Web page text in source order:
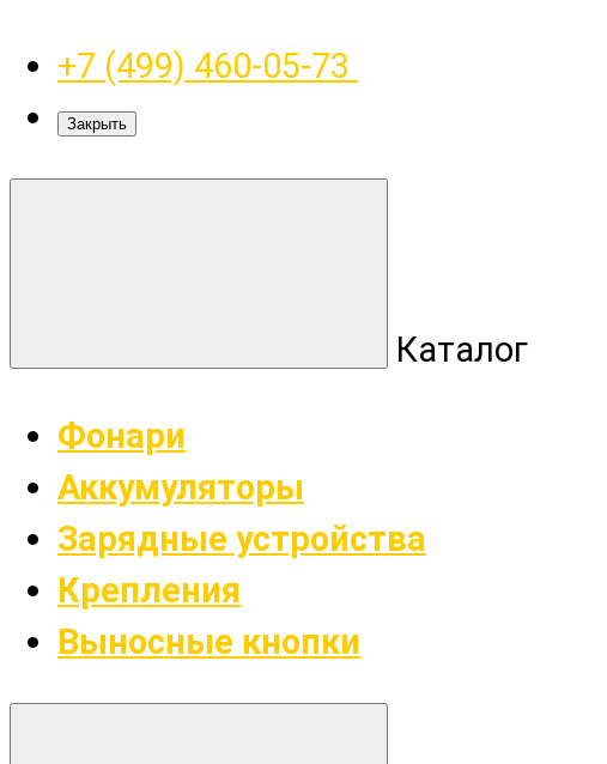
+7 (499) 460-05-73
Закрыть
Каталог
Фонари
Аккумуляторы
Зарядные устройства
Крепления
Выносные кнопки